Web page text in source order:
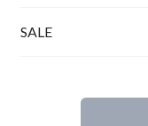
SALE